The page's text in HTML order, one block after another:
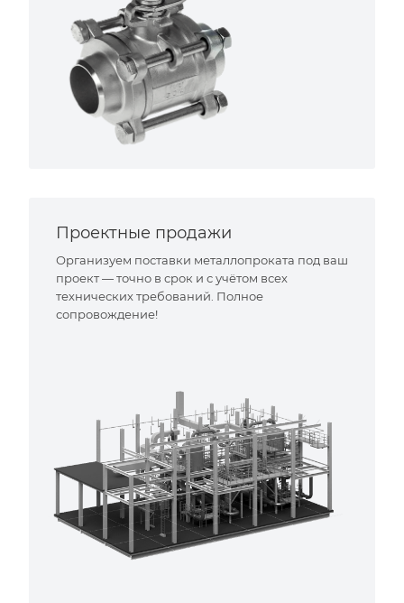
Проектные продажи
Организуем поставки металлопроката под ваш
проект — точно в срок и с учётом всех
технических требований. Полное
сопровождение!